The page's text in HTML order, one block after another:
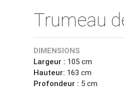
Trumeau
DIMENSIONS
Largeur : 105 cm
Hauteur: 163 cm
Profondeur : 5 cm